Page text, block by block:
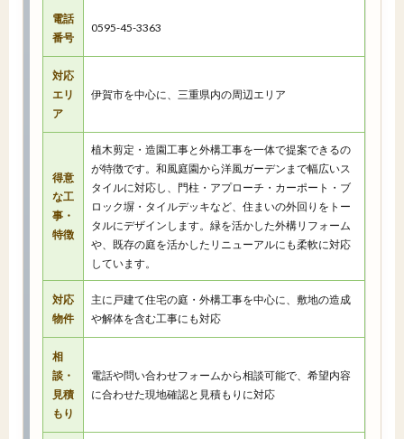
電話
番号
0595-45-3363
対応
エリ
ア
伊賀市を中心に、三重県内の周辺エリア
得意
な工
事・
特徴
植木剪定・造園工事と外構工事を一体で提案できるの
が特徴です。和風庭園から洋風ガーデンまで幅広いス
タイルに対応し、門柱・アプローチ・カーポート・ブ
ロック塀・タイルデッキなど、住まいの外回りをトー
タルにデザインします。緑を活かした外構リフォーム
や、既存の庭を活かしたリニューアルにも柔軟に対応
しています。
対応
物件
主に戸建て住宅の庭・外構工事を中心に、敷地の造成
や解体を含む工事にも対応
相
談・
見積
もり
電話や問い合わせフォームから相談可能で、希望内容
に合わせた現地確認と見積もりに対応